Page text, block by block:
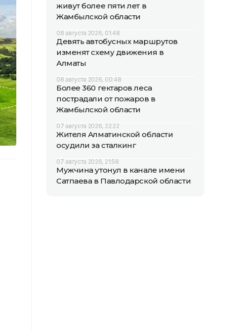
живут более пяти лет в
Жамбылской области
08 августа 2026, 01:48
Девять автобусных маршрутов
изменят схему движения в
Алматы
08 августа 2026, 00:48
Более 360 гектаров леса
пострадали от пожаров в
Жамбылской области
07 августа 2026, 22:22
Жителя Алматинской области
осудили за сталкинг
07 августа 2026, 21:58
Мужчина утонул в канале имени
Сатпаева в Павлодарской области